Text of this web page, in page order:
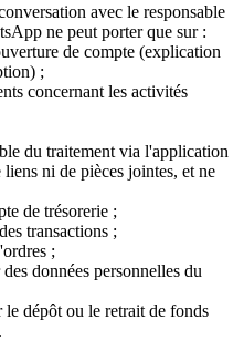
avec le responsable
ne peut porter que sur :
de compte (explication
;
concernant les activités
du traitement via l'application
ni de pièces jointes, et ne
de trésorerie ;
transactions ;
;
données personnelles du
dépôt ou le retrait de fonds